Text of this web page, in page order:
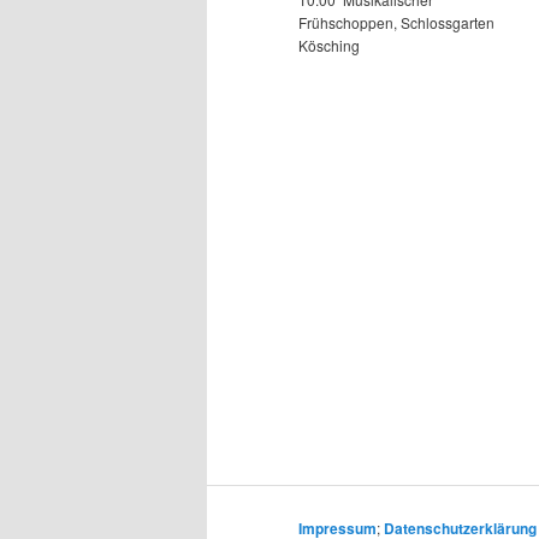
Frühschoppen, Schlossgarten
Kösching
Impressum; Datenschutzerklärung